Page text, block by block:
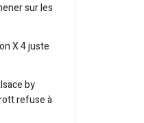
sur les
X 4 juste
by
refuse à